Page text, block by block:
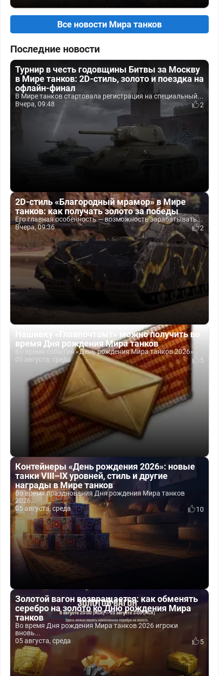
Все новости Мира танков
Последние новости
Турнир в честь годовщины Битвы за Москву
в Мире танков: 2D-стиль, золото и поездка на
офлайн-финал
В Мире танков стартовала регистрация на специальный...
Вчера, 09:48
2
2D-стиль «Благородный мрамор» в Мире
танков: как получать золото за победы
Его главная особенность — возможность зарабатывать...
Вчера, 09:36
2
Нашивку «Главпочтамт» можно получить во
время Дня рождения Мира танков
Во время события «День рождения Мира танков 2026»...
05 августа, среда
5
Контейнеры «День рождения 2026»: новые
танки VIII–IX уровней, стиль и другие
награды в Мире танков
Во время празднования Дня рождения Мира танков
2026...
05 августа, среда
10
Золотой вагон возвращается: как обменять
серебро на золото ко Дню рождения Мира
танков
Во время Дня рождения Мира танков 2026 игроки
вновь...
05 августа, среда
5